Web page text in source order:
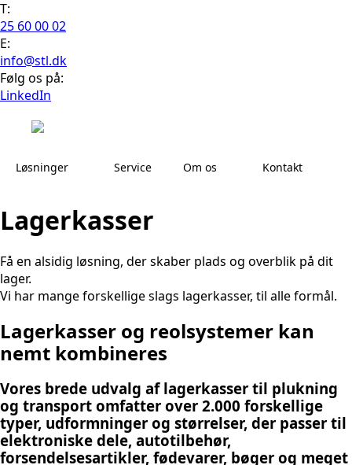
T:
25 60 00 02
E:
info@stl.dk
Følg os på:
LinkedIn
Løsninger Service Om os Kontakt
Lagerkasser
Få en alsidig løsning, der skaber plads og overblik på dit
lager.
Vi har mange forskellige slags lagerkasser, til alle formål.
Lagerkasser og reolsystemer kan
nemt kombineres
Vores brede udvalg af lagerkasser til plukning
og transport omfatter over 2.000 forskellige
typer, udformninger og størrelser, der passer til
elektroniske dele, autotilbehør,
forsendelsesartikler, fødevarer, bøger og meget